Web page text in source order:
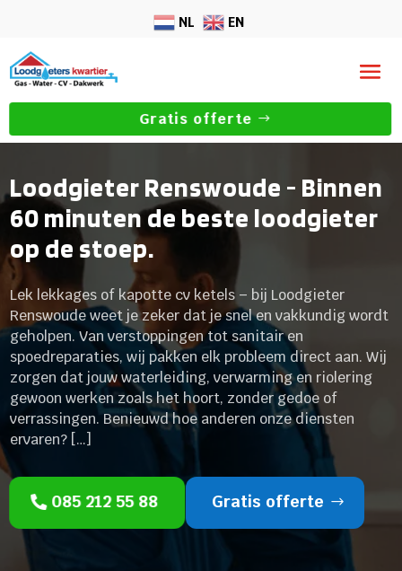
NL EN
Gratis offerte
Loodgieter Renswoude - Binnen
60 minuten de beste loodgieter
op de stoep.
Lek lekkages of kapotte cv ketels – bij Loodgieter
Renswoude weet je zeker dat je snel en vakkundig wordt
geholpen. Van verstoppingen tot sanitair en
spoedreparaties, wij pakken elk probleem direct aan. Wij
zorgen dat jouw waterleiding, verwarming en riolering
gewoon werken zoals het hoort, zonder gedoe of
verrassingen. Benieuwd hoe anderen onze diensten
ervaren? […]
085 212 55 88 Gratis offerte